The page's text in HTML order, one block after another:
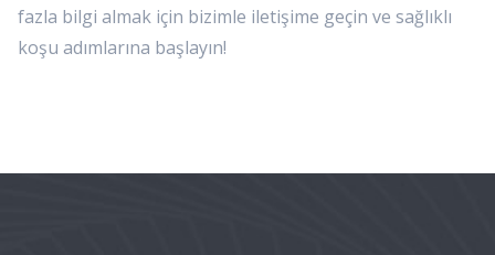
fazla bilgi almak için bizimle iletişime geçin ve sağlıklı
koşu adımlarına başlayın!